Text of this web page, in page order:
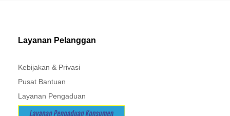
Layanan Pelanggan
Kebijakan & Privasi
Pusat Bantuan
Layanan Pengaduan